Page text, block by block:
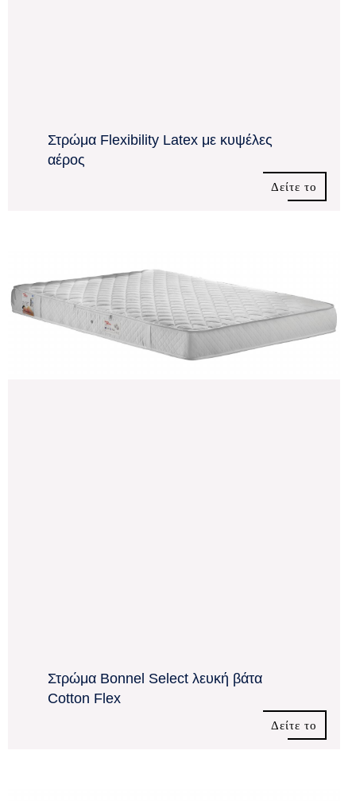
Στρώμα Flexibility Latex με κυψέλες
αέρος
Δείτε το
Στρώμα Bonnel Select λευκή βάτα
Cotton Flex
Δείτε το